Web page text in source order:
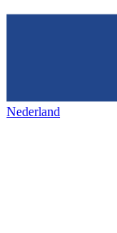
Nederland